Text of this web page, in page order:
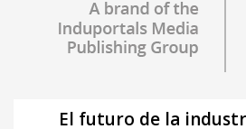
El futuro de la